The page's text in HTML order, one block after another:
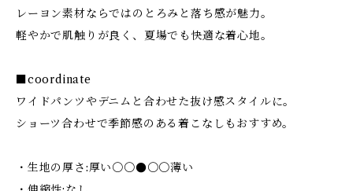
レーヨン素材ならではのとろみと落ち感が魅力。
軽やかで肌触りが良く、夏場でも快適な着心地。
■coordinate
ワイドパンツやデニムと合わせた抜け感スタイルに。
ショーツ合わせで季節感のある着こなしもおすすめ。
・生地の厚さ:厚い〇〇●〇〇薄い